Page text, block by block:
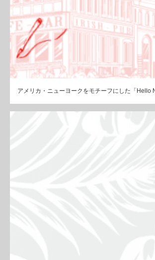
アメリカ・ニューヨークをモチーフにした「